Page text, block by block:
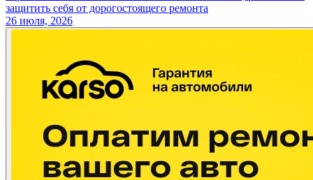
защитить себя от дорогостоящего ремонта
26 июля, 2026